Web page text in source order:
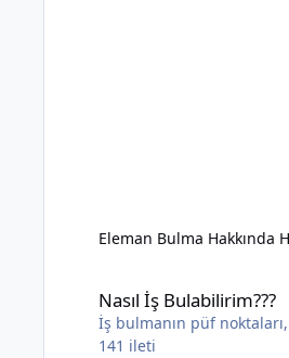
Eleman Bulma Hakkında
Nasıl İş Bulabilirim???
İş bulmanın püf
141 ileti